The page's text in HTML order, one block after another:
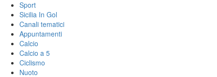
Sport
Sicilia In Gol
Canali tematici
Appuntamenti
Calcio
Calcio a 5
Ciclismo
Nuoto